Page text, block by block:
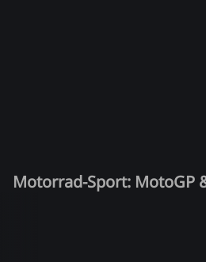
Motorrad-Sport: MotoGP